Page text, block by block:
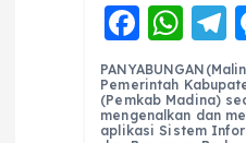
F
a
c
e
W
h
a
ts
e
Pemerintah
(Pemkab Madina)
mengenalkan dan
aplikasi Sistem